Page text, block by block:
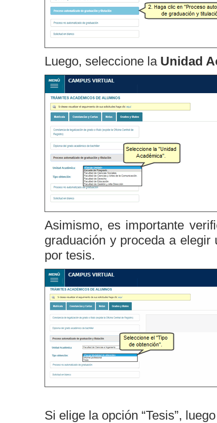
Luego, seleccione la Unidad
Asimismo, es importante
graduación y proceda a
por tesis.
Si elige la opción “Tesis”,